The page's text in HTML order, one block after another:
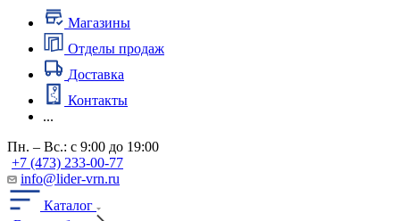
Магазины
Отделы продаж
Доставка
Контакты
...
Пн. – Вс.: с 9:00 до 19:00
+7 (473) 233-00-77
info@lider-vrn.ru
Каталог